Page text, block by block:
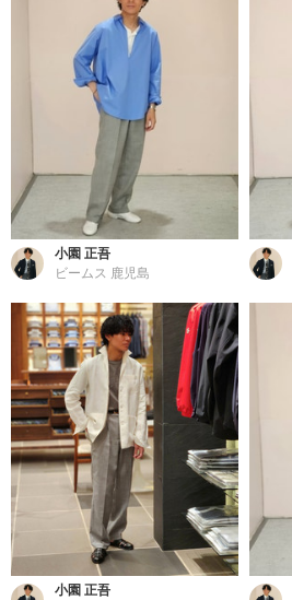
小園 正吾
ビームス 鹿児島
小園 正吾